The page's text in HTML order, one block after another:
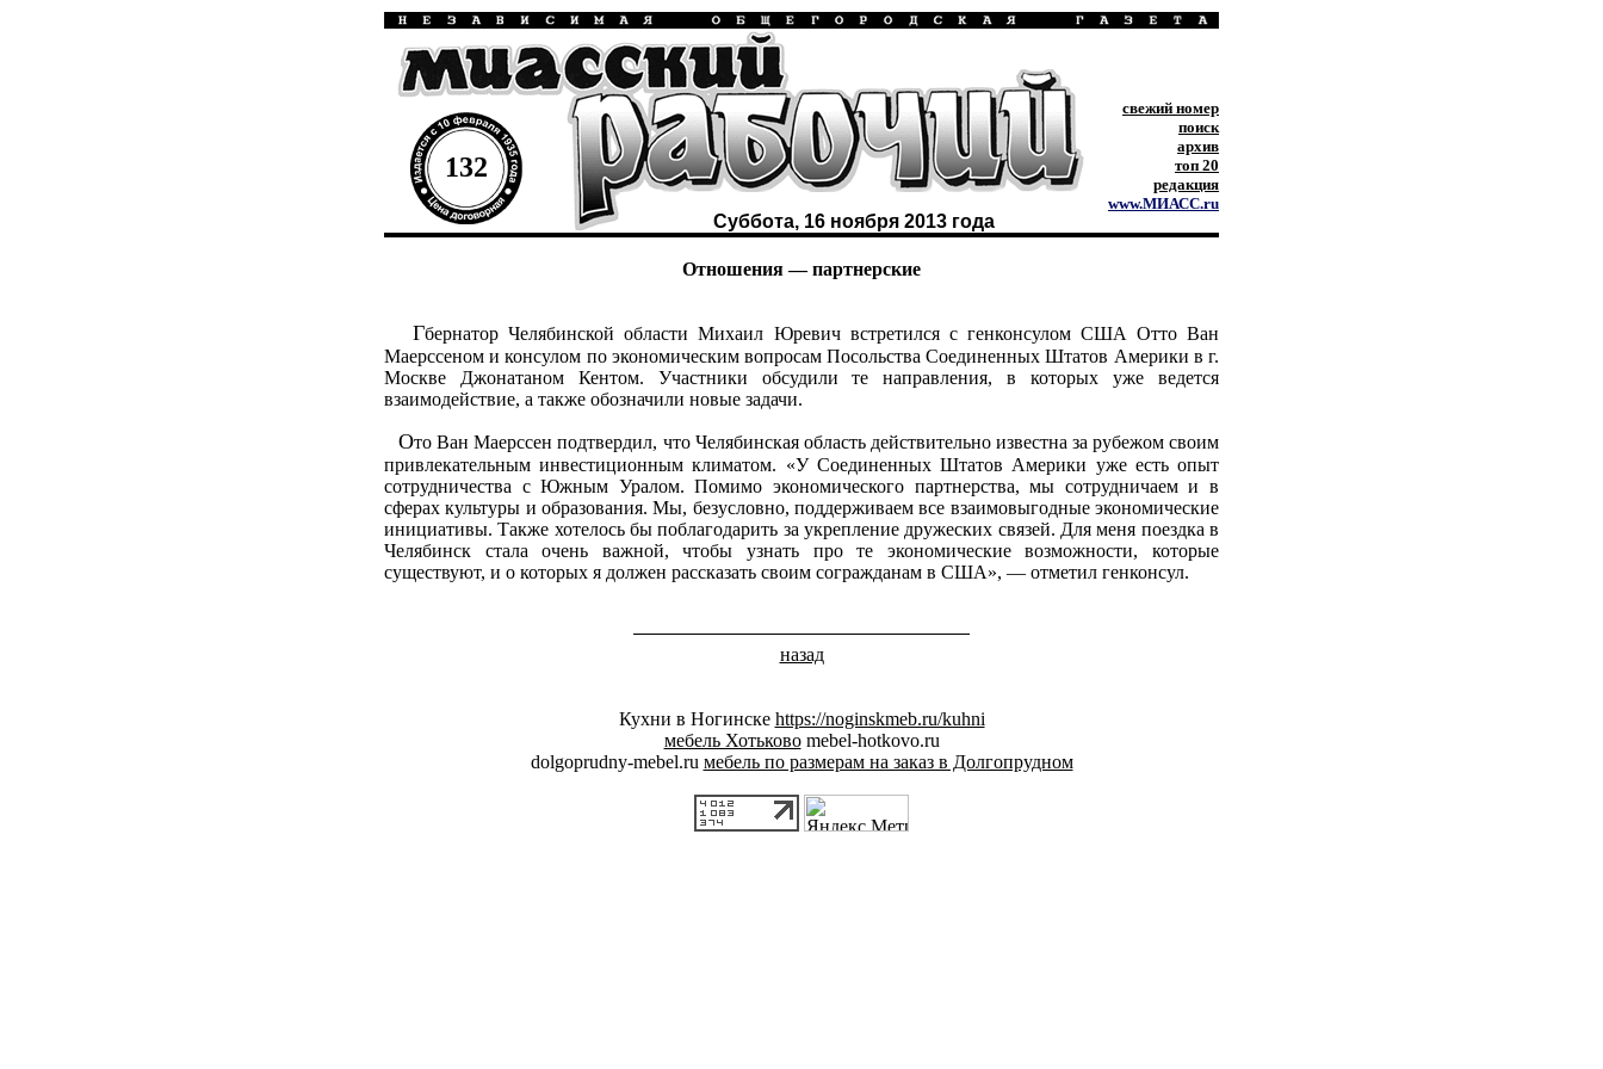
свежий номер
поиск
архив
топ 20
редакция
www.МИАСС.ru
132
Суббота, 16 ноября 2013 года
Отношения — партнерские
Гбернатор Челябинской области Михаил Юревич встретился с генконсулом США Отто Ван
Маерссеном и консулом по экономическим вопросам Посольства Соединенных Штатов Америки в г.
Москве Джонатаном Кентом. Участники обсудили те направления, в которых уже ведется
взаимодействие, а также обозначили новые задачи.
Ото Ван Маерссен подтвердил, что Челябинская область действительно известна за рубежом своим
привлекательным инвестиционным климатом. «У Соединенных Штатов Америки уже есть опыт
сотрудничества с Южным Уралом. Помимо экономического партнерства, мы сотрудничаем и в
сферах культуры и образования. Мы, безусловно, поддерживаем все взаимовыгодные экономические
инициативы. Также хотелось бы поблагодарить за укрепление дружеских связей. Для меня поездка в
Челябинск стала очень важной, чтобы узнать про те экономические возможности, которые
существуют, и о которых я должен рассказать своим согражданам в США», — отметил генконсул.
назад
Кухни в Ногинске https://noginskmeb.ru/kuhni
мебель Хотьковоmebel-hotkovo.ru
dolgoprudny-mebel.ru мебель по размерам на заказ в Долгопрудном